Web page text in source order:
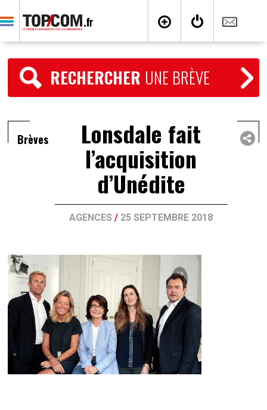
RECHERCHER UNE BRÈVE
Brèves Lonsdale fait
l’acquisition
d’Unédite
AGENCES / 25 SEPTEMBRE 2018